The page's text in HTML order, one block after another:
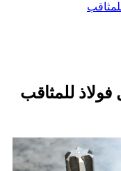
للمثاقب